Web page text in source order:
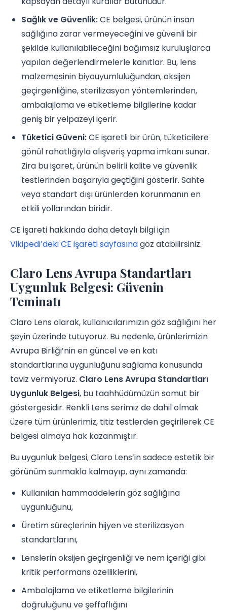
Sağlık ve Güvenlik:CE belgesi, ürünün insan
sağlığına zarar vermeyeceğini ve güvenli bir
şekilde kullanılabileceğini bağımsız kuruluşlarca
yapılan değerlendirmelerle kanıtlar. Bu, lens
malzemesinin biyouyumluluğundan, oksijen
geçirgenliğine, sterilizasyon yöntemlerinden,
ambalajlama ve etiketleme bilgilerine kadar
geniş bir yelpazeyi içerir.
Tüketici Güveni:CE işaretli bir ürün, tüketicilere
gönül rahatlığıyla alışveriş yapma imkanı sunar.
Zira bu işaret, ürünün belirli kalite ve güvenlik
testlerinden başarıyla geçtiğini gösterir. Sahte
veya standart dışı ürünlerden korunmanın en
etkili yollarından biridir.
CE işareti hakkında daha detaylı bilgi için
Vikipedi’deki CE işareti sayfasınagöz atabilirsiniz.
Claro Lens Avrupa Standartları
Uygunluk Belgesi: Güvenin
Teminatı
Claro Lens olarak, kullanıcılarımızın göz sağlığını her
şeyin üzerinde tutuyoruz. Bu nedenle, ürünlerimizin
Avrupa Birliği’nin en güncel ve en katı
standartlarına uygunluğunu sağlama konusunda
taviz vermiyoruz. Claro Lens Avrupa Standartları
Uygunluk Belgesi, bu taahhüdümüzün somut bir
göstergesidir. Renkli Lens serimiz de dahil olmak
üzere tüm ürünlerimiz, titiz testlerden geçirilerek CE
belgesi almaya hak kazanmıştır.
Bu uygunluk belgesi, Claro Lens’in sadece estetik bir
görünüm sunmakla kalmayıp, aynı zamanda:
Kullanılan hammaddelerin göz sağlığına
uygunluğunu,
Üretim süreçlerinin hijyen ve sterilizasyon
standartlarını,
Lenslerin oksijen geçirgenliği ve nem içeriği gibi
kritik performans özelliklerini,
Ambalajlama ve etiketleme bilgilerinin
doğruluğunu ve şeffaflığını